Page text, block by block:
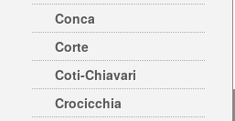
Conca
Corte
Coti-Chiavari
Crocicchia